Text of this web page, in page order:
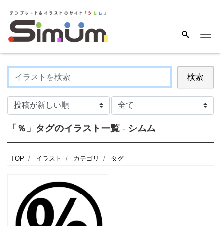
検索
「％」タグのイラスト一覧 - シムム
TOP イラスト カテゴリ タグ